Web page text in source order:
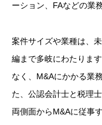
ーション、FAなどの業
案件サイズや業種は、
編まで多岐にわたりま
なく、M&Aにかかる業
た、公認会計士と税理
両側面からM&Aに従事